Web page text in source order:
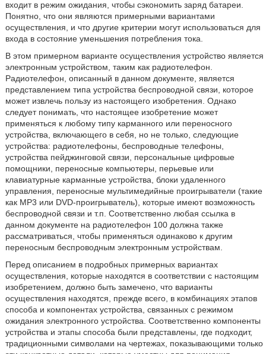
входит в режим ожидания, чтобы сэкономить заряд батареи.
Понятно, что они являются примерными вариантами
осуществления, и что другие критерии могут использоваться для
входа в состояние уменьшения потребления тока.
В этом примерном варианте осуществления устройство является
электронным устройством, таким как радиотелефон.
Радиотелефон, описанный в данном документе, является
представлением типа устройства беспроводной связи, которое
может извлечь пользу из настоящего изобретения. Однако
следует понимать, что настоящее изобретение может
применяться к любому типу карманного или переносного
устройства, включающего в себя, но не только, следующие
устройства: радиотелефоны, беспроводные телефоны,
устройства пейджинговой связи, персональные цифровые
помощники, переносные компьютеры, перьевые или
клавиатурные карманные устройства, блоки удаленного
управления, переносные мультимедийные проигрыватели (такие
как MP3 или DVD-проигрыватель), которые имеют возможность
беспроводной связи и т.п. Соответственно любая ссылка в
данном документе на радиотелефон 100 должна также
рассматриваться, чтобы применяться одинаково к другим
переносным беспроводным электронным устройствам.
Перед описанием в подробных примерных вариантах
осуществления, которые находятся в соответствии с настоящим
изобретением, должно быть замечено, что варианты
осуществления находятся, прежде всего, в комбинациях этапов
способа и компонентах устройства, связанных с режимом
ожидания электронного устройства. Соответственно компоненты
устройства и этапы способа были представлены, где подходит,
традиционными символами на чертежах, показывающими только